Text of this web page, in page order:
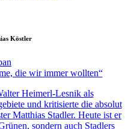
Köstler
die wir immer wollten“
Heimerl-Lesnik als
und kritisierte die absolut
Matthias Stadler. Heute ist er
sondern auch Stadlers